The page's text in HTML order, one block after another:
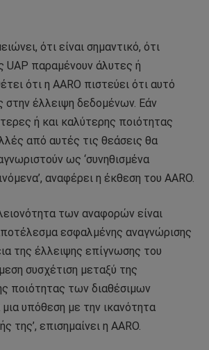
ότι είναι σημαντικό, ότι
UAP παραμένουν άλυτες ή
ότι η AARO πιστεύει ότι αυτό
στην έλλειψη δεδομένων. Εάν
ή και καλύτερης ποιότητας
από αυτές τις θεάσεις θα
ως ‘συνηθισμένα
αναφέρει η έκθεση του AARO.
των αναφορών είναι
εσφαλμένης αναγνώρισης
της έλλειψης επίγνωσης του
συσχέτιση μεταξύ της
ποιότητας των διαθέσιμων
υπόθεση με την ικανότητα
της’, επισημαίνει η AARO.